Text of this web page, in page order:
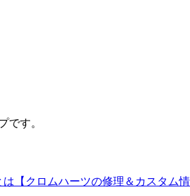
です。
【クロムハーツの修理＆カスタム